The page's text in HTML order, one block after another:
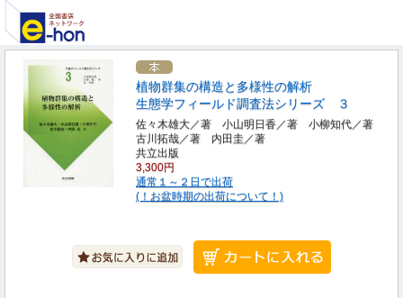
植物群集の構造と多様性の解析
生態学フィールド調査法シリーズ ３
佐々木雄大／著 小山明日香／著 小柳知代／著
古川拓哉／著 内田圭／著
共立出版
3,300円
通常１～２日で出荷
(！お盆時期の出荷について！)